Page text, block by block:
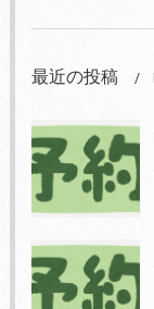
最近の投稿